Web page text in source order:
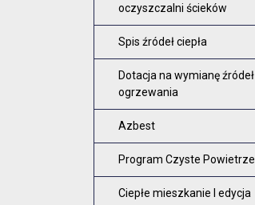
oczyszczalni ścieków
Spis źródeł ciepła
Dotacja na wymianę źródeł
ogrzewania
Azbest
Program Czyste Powietrze
Ciepłe mieszkanie I edycja